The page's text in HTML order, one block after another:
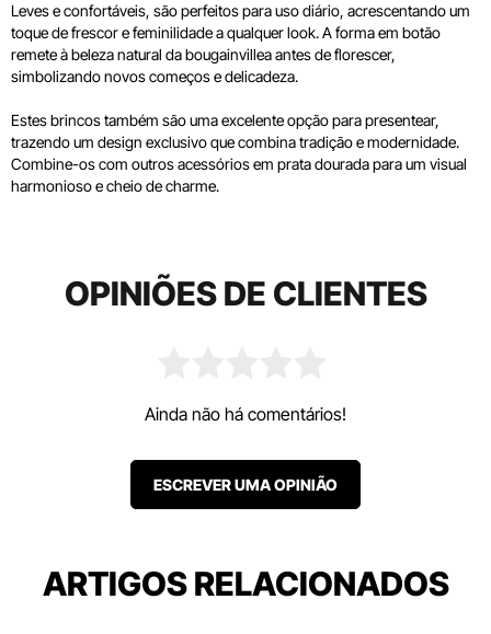
Leves e confortáveis, são perfeitos para uso diário, acrescentando um
toque de frescor e feminilidade a qualquer look. A forma em botão
remete à beleza natural da bougainvillea antes de florescer,
simbolizando novos começos e delicadeza.
Estes brincos também são uma excelente opção para presentear,
trazendo um design exclusivo que combina tradição e modernidade.
Combine-os com outros acessórios em prata dourada para um visual
harmonioso e cheio de charme.
OPINIÕES DE CLIENTES
Ainda não há comentários!
ESCREVER UMA OPINIÃO
ARTIGOS RELACIONADOS